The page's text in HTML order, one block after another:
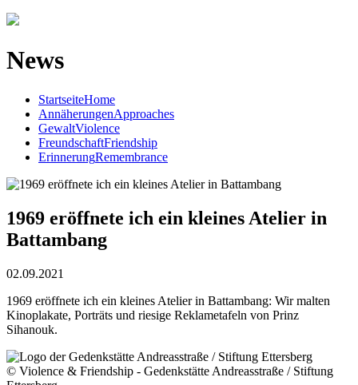
News
StartseiteHome
AnnäherungenApproaches
GewaltViolence
FreundschaftFriendship
ErinnerungRemembrance
1969 eröffnete ich ein kleines Atelier in
Battambang
02.09.2021
1969 eröffnete ich ein kleines Atelier in Battambang: Wir malten
Kinoplakate, Porträts und riesige Reklametafeln von Prinz
Sihanouk.
© Violence & Friendship - Gedenkstätte Andreasstraße / Stiftung